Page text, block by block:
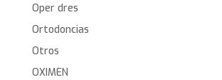
Oper dres
Ortodoncias
Otros
OXIMEN